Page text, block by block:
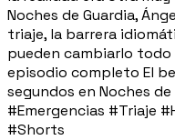
Noches de Guardia,
triaje, la barrera
pueden cambiarlo todo
episodio completo El
segundos en Noches
#Emergencias #Triaje
#Shorts